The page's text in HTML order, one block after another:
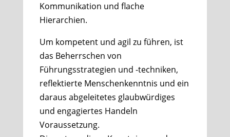
Kommunikation und flache
Hierarchien.
Um kompetent und agil zu führen, ist
das Beherrschen von
Führungsstrategien und -techniken,
reflektierte Menschenkenntnis und ein
daraus abgeleitetes glaubwürdiges
und engagiertes Handeln
Voraussetzung.